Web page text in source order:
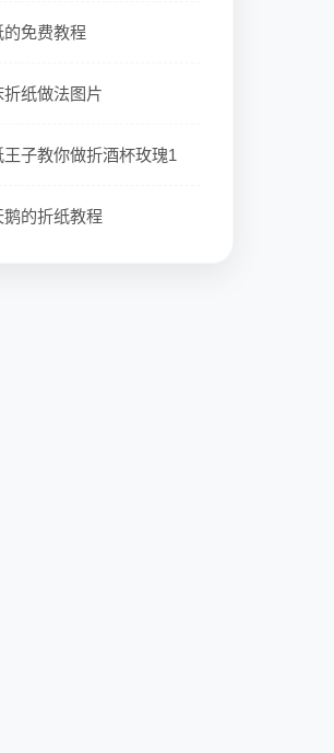
的免费教程
折纸做法图片
王子教你做折酒杯玫瑰1
鹅的折纸教程